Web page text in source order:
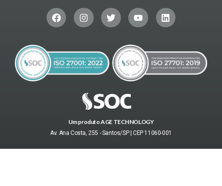
Um produto AGE TECHNOLOGY
Av. Ana Costa, 255 - Santos/SP | CEP 11060-001